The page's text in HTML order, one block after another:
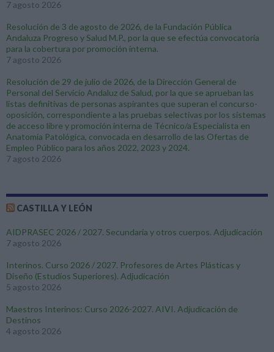
7 agosto 2026
Resolución de 3 de agosto de 2026, de la Fundación Pública
Andaluza Progreso y Salud M.P., por la que se efectúa convocatoria
para la cobertura por promoción interna.
7 agosto 2026
Resolución de 29 de julio de 2026, de la Dirección General de
Personal del Servicio Andaluz de Salud, por la que se aprueban las
listas definitivas de personas aspirantes que superan el concurso-
oposición, correspondiente a las pruebas selectivas por los sistemas
de acceso libre y promoción interna de Técnico/a Especialista en
Anatomía Patológica, convocada en desarrollo de las Ofertas de
Empleo Público para los años 2022, 2023 y 2024.
7 agosto 2026
CASTILLA Y LEÓN
AIDPRASEC 2026 / 2027. Secundaria y otros cuerpos. Adjudicación
7 agosto 2026
Interinos. Curso 2026 / 2027. Profesores de Artes Plásticas y
Diseño (Estudios Superiores). Adjudicación
5 agosto 2026
Maestros Interinos: Curso 2026-2027. AIVI. Adjudicación de
Destinos
4 agosto 2026